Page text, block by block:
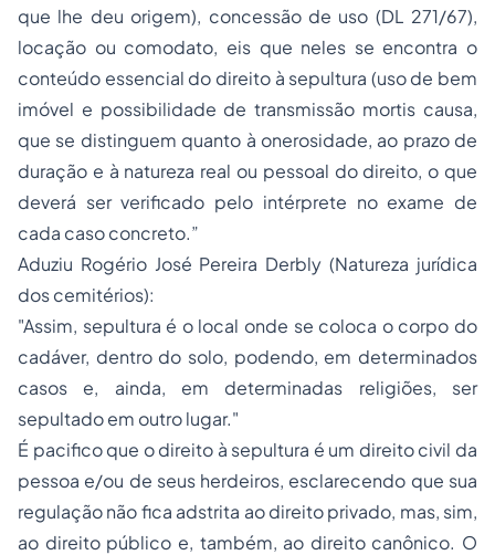
que lhe deu origem), concessão de uso (DL 271/67),
locação ou comodato, eis que neles se encontra o
conteúdo essencial do direito à sepultura (uso de bem
imóvel e possibilidade de transmissão mortis causa,
que se distinguem quanto à onerosidade, ao prazo de
duração e à natureza real ou pessoal do direito, o que
deverá ser verificado pelo intérprete no exame de
cada caso concreto.”
Aduziu Rogério José Pereira Derbly (Natureza jurídica
dos cemitérios):
"Assim, sepultura é o local onde se coloca o corpo do
cadáver, dentro do solo, podendo, em determinados
casos e, ainda, em determinadas religiões, ser
sepultado em outro lugar."
É pacifico que o direito à sepultura é um direito civil da
pessoa e/ou de seus herdeiros, esclarecendo que sua
regulação não fica adstrita ao direito privado, mas, sim,
ao direito público e, também, ao direito canônico. O